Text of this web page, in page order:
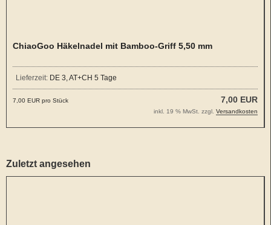
ChiaoGoo Häkelnadel mit Bamboo-Griff 5,50 mm
Lieferzeit: DE 3, AT+CH 5 Tage
7,00 EUR
7,00 EUR pro Stück
inkl. 19 % MwSt. zzgl. Versandkosten
Zuletzt angesehen